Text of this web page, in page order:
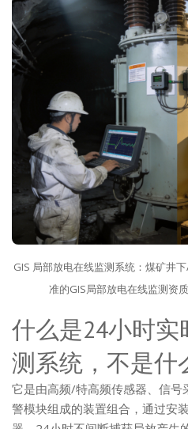
GIS 局部放电在线监测系统：煤矿井
准的GIS局部放电在线监测资
什么是24小时
测系统，不是什
它是由高频/特高频传感器、信号
警模块组成的装置组合，通过安